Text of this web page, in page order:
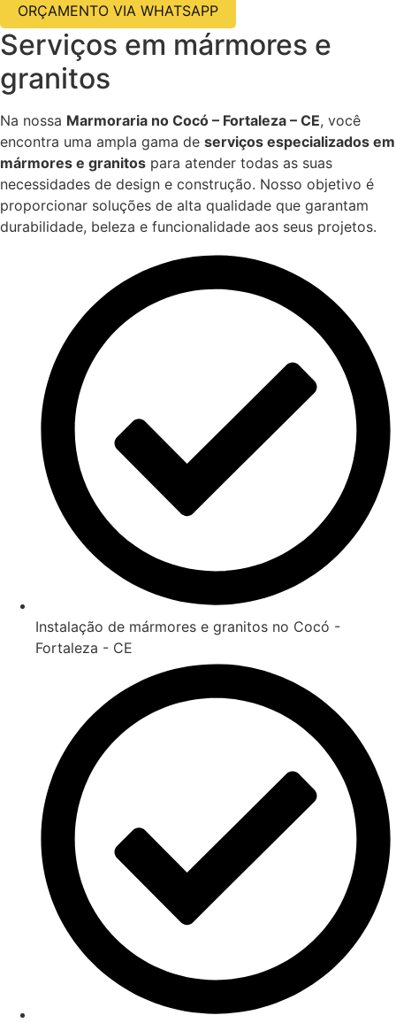
ORÇAMENTO VIA WHATSAPP
Serviços em mármores e
granitos
Na nossa Marmoraria no Cocó – Fortaleza – CE, você
encontra uma ampla gama de serviços especializados em
mármores e granitos para atender todas as suas
necessidades de design e construção. Nosso objetivo é
proporcionar soluções de alta qualidade que garantam
durabilidade, beleza e funcionalidade aos seus projetos.
Instalação de mármores e granitos no Cocó -
Fortaleza - CE